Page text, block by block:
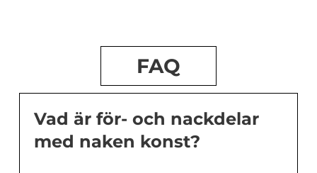
FAQ
Vad är för- och nackdelar
med naken konst?